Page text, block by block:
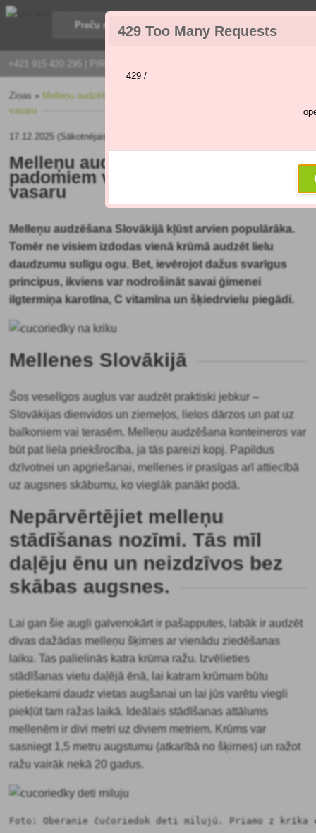
429 Too Many Requests
429 /
+421 915 420 295 | PIRMDIENA - PIEKTDIENA 9:00 - 16:00
Ziņas » Melleņu audzēšana: ar šiem padomiem varēsiet tās vākt visu
vasaru
17.12.2025 (Sākotnējais raksts: 02.02.2024)
Melleņu audzēšana: ar šiem
padomiem varēsiet tās vākt visu
vasaru
Melleņu audzēšana Slovākijā kļūst arvien populārāka.
Tomēr ne visiem izdodas vienā krūmā audzēt lielu
daudzumu sulīgu ogu. Bet, ievērojot dažus svarīgus
principus, ikviens var nodrošināt savai ģimenei
ilgtermiņa karotīna, C vitamīna un šķiedrvielu piegādi.
Mellenes Slovākijā
Šos veselīgos augļus var audzēt praktiski jebkur –
Slovākijas dienvidos un ziemeļos, lielos dārzos un pat uz
balkoniem vai terasēm. Melleņu audzēšana konteineros var
būt pat liela priekšrocība, ja tās pareizi kopj. Papildus
dzīvotnei un apgriešanai, mellenes ir prasīgas arī attiecībā
uz augsnes skābumu, ko vieglāk panākt podā.
Nepārvērtējiet melleņu
stādīšanas nozīmi. Tās mīl
daļēju ēnu un neizdzīvos bez
skābas augsnes.
Lai gan šie augļi galvenokārt ir pašapputes, labāk ir audzēt
divas dažādas melleņu šķirnes ar vienādu ziedēšanas
laiku. Tas palielinās katra krūma ražu. Izvēlieties
stādīšanas vietu daļējā ēnā, lai katram krūmam būtu
pietiekami daudz vietas augšanai un lai jūs varētu viegli
piekļūt tam ražas laikā. Ideālais stādīšanas attālums
mellenēm ir divi metri uz diviem metriem. Krūms var
sasniegt 1,5 metru augstumu (atkarībā no šķirnes) un ražot
ražu vairāk nekā 20 gadus.
Foto: Oberanie čučoriedok deti milujú. Priamo z